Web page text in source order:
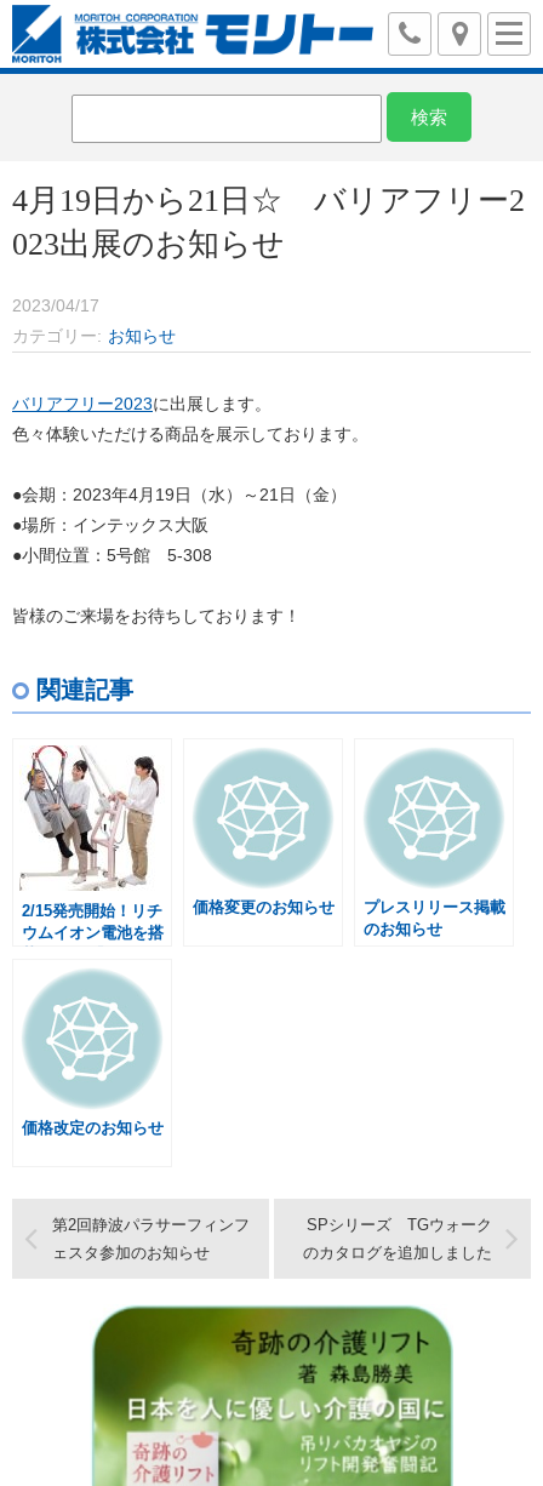
4月19日から21日☆ バリアフリー2
023出展のお知らせ
2023/04/17
カテゴリー
お知らせ
バリアフリー2023に出展します。
色々体験いただける商品を展示しております。
●会期：2023年4月19日（水）～21日（金）
●場所：インテックス大阪
●小間位置：5号館 5-308
皆様のご来場をお待ちしております！
関連記事
2/15発売開始！リチ
ウムイオン電池を搭
トLi-PINK』
価格変更のお知らせ
プレスリリース掲載
のお知らせ
価格改定のお知らせ
第2回静波パラサーフィンフ
ェスタ参加のお知らせ
SPシリーズ TGウォーク
のカタログを追加しました